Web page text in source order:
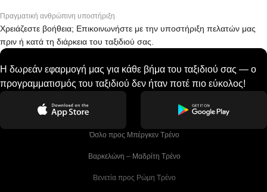
Πραγματική ανθρώπινη υποστήριξη
Χρειάζεστε βοήθεια; Επικοινωνήστε με την υποστήριξη πελατών μας
πριν ή κατά τη διάρκεια του ταξιδιού σας.
Η δωρεάν εφαρμογή μας για κάθε βήμα του ταξιδιού σας — ο
προγραμματισμός του ταξιδιού δεν ήταν ποτέ πιο εύκολος!
Όσλο προς Μπέργκεν Tρένο
Βαρκελώνη – Μαδρίτη Tρένο
Βενετία προς Ρώμη Τρένο